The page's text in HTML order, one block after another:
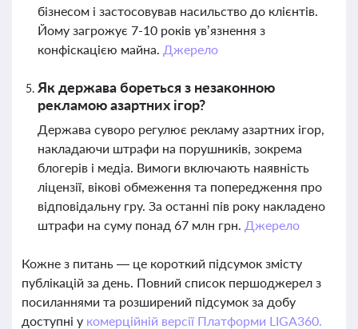
бізнесом і застосовував насильство до клієнтів.
Йому загрожує 7-10 років ув’язнення з
конфіскацією майна. Джерело
Як держава бореться з незаконною
рекламою азартних ігор?
Держава суворо регулює рекламу азартних ігор,
накладаючи штрафи на порушників, зокрема
блогерів і медіа. Вимоги включають наявність
ліцензії, вікові обмеження та попередження про
відповідальну гру. За останні пів року накладено
штрафи на суму понад 67 млн грн. Джерело
Кожне з питань — це короткий підсумок змісту
публікацій за день. Повний список першоджерел з
посиланнями та розширений підсумок за добу
доступні у комерційній версії Платформи LIGA360.